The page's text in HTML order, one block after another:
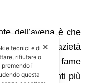
dell’avena è che
il senso di sazietà
attacchi di fame
tra gli alimenti più
✕
tecnici e di
rifiutare o
i
questa